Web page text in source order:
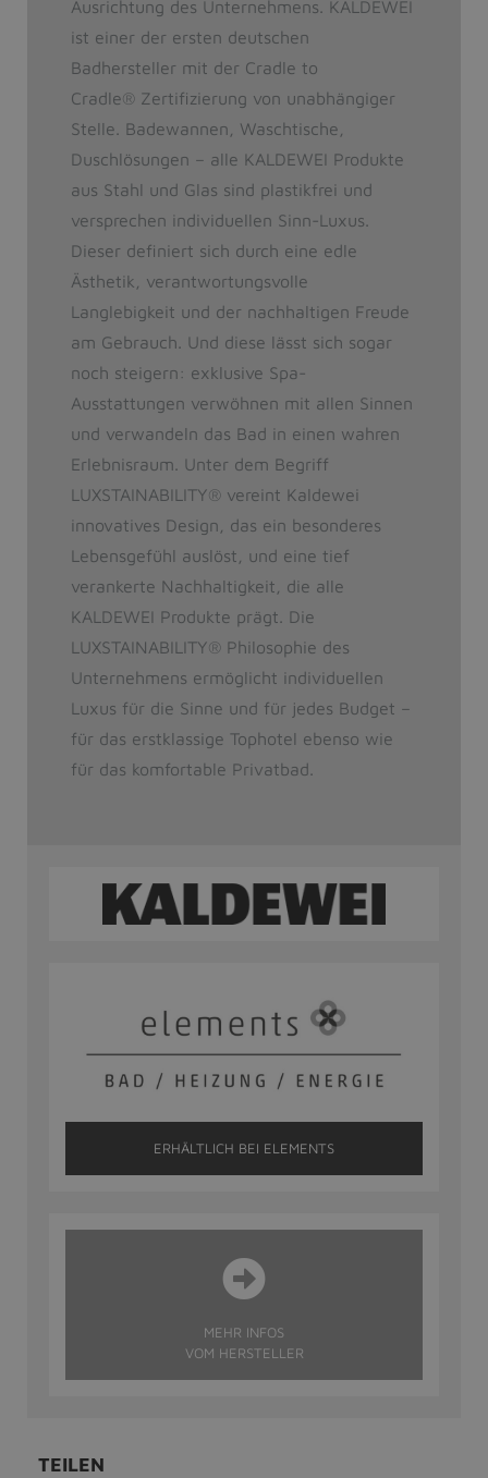
Ausrichtung des Unternehmens. KALDEWEI
ist einer der ersten deutschen
Badhersteller mit der Cradle to
Cradle® Zertifizierung von unabhängiger
Stelle. Badewannen, Waschtische,
Duschlösungen – alle KALDEWEI Produkte
aus Stahl und Glas sind plastikfrei und
versprechen individuellen Sinn-Luxus.
Dieser definiert sich durch eine edle
Ästhetik, verantwortungsvolle
Langlebigkeit und der nachhaltigen Freude
am Gebrauch. Und diese lässt sich sogar
noch steigern: exklusive Spa-
Ausstattungen verwöhnen mit allen Sinnen
und verwandeln das Bad in einen wahren
Erlebnisraum. Unter dem Begriff
LUXSTAINABILITY® vereint Kaldewei
innovatives Design, das ein besonderes
Lebensgefühl auslöst, und eine tief
verankerte Nachhaltigkeit, die alle
KALDEWEI Produkte prägt. Die
LUXSTAINABILITY® Philosophie des
Unternehmens ermöglicht individuellen
Luxus für die Sinne und für jedes Budget –
für das erstklassige Tophotel ebenso wie
für das komfortable Privatbad.
ERHÄLTLICH BEI ELEMENTS
MEHR INFOS
VOM HERSTELLER
TEILEN